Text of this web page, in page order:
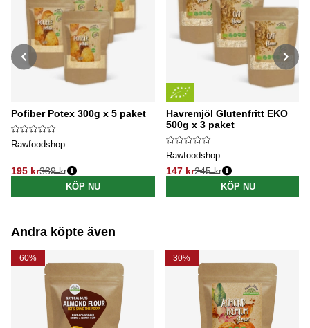
Pofiber Potex 300g x 5 paket
Rawfoodshop
195 kr
Ordinarie pris:
389 kr
KÖP NU
Havremjöl Glutenfritt EKO
500g x 3 paket
Rawfoodshop
147 kr
Ordinarie pris:
245 kr
KÖP NU
Andra köpte även
60% 30%